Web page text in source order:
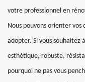
votre professionnel en
Nous pouvons orienter
adopter. Si vous souhaitez
esthétique, robuste,
pourquoi ne pas vous